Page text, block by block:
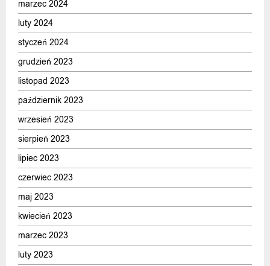
marzec 2024
luty 2024
styczeń 2024
grudzień 2023
listopad 2023
październik 2023
wrzesień 2023
sierpień 2023
lipiec 2023
czerwiec 2023
maj 2023
kwiecień 2023
marzec 2023
luty 2023